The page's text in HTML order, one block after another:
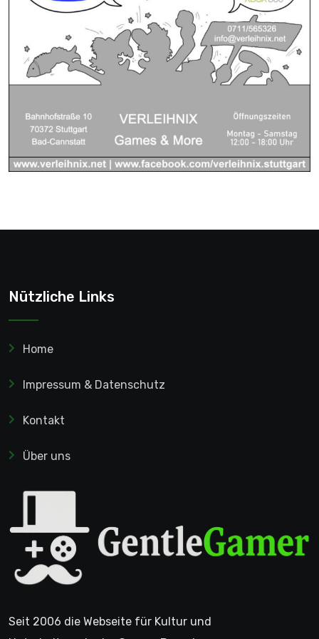
Nützliche Links
Home
Impressum & Datenschutz
Kontakt
Über uns
Seit 2006 die Webseite für Kultur und